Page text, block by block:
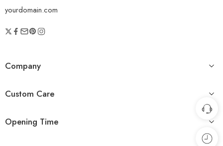
yourdomain.com
Company
Custom Care
Opening Time